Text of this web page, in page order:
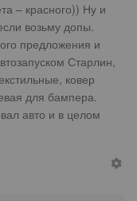
– красного)) Ну и
возьму допы.
предложения и
Старлин,
ковер
для бампера.
авто и в целом